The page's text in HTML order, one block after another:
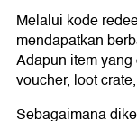
Melalui kode
mendapatkan
Adapun item
voucher, loot
Sebagaimana